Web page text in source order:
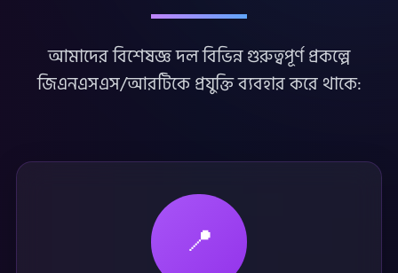
আমাদের বিশেষজ্ঞ দল বিভিন্ন গুরুত্বপূর্ণ প্রকল্পে
জিএনএসএস/আরটিকে প্রযুক্তি ব্যবহার করে থাকে:
📍